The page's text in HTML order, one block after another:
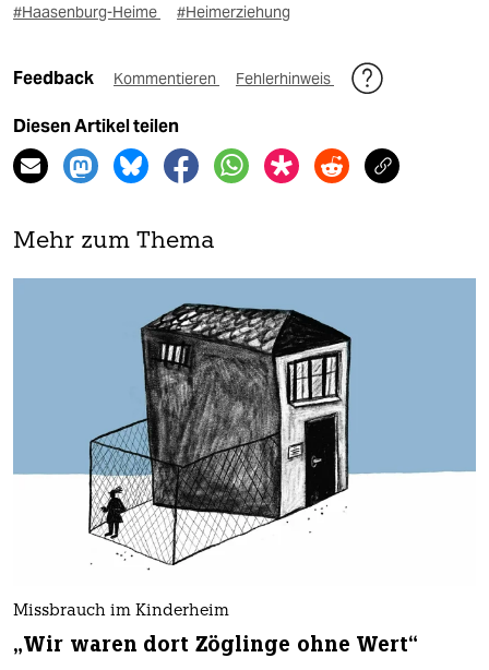
#Haasenburg-Heime
#Heimerziehung
Feedback Kommentieren Fehlerhinweis
Diesen Artikel teilen
Mehr zum Thema
Missbrauch im Kinderheim
„Wir waren dort Zöglinge ohne Wert“